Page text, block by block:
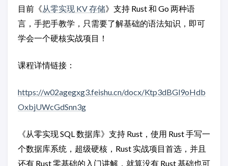
目前《从零实现 KV 存储》支持 Rust 和 Go 两种语
言，手把手教学，只需要了解基础的语法知识，即可
学会一个硬核实战项目！
课程详情链接：
https://w02agegxg3.feishu.cn/docx/Ktp3dBGl9oHdb
OxbjUWcGdSnn3g
《从零实现 SQL 数据库》支持 Rust，使用 Rust 手写一
个数据库系统，超级硬核，Rust 实战项目首选，并且
还有 Rust 零基础的入门讲解，就算没有 Rust 基础也可